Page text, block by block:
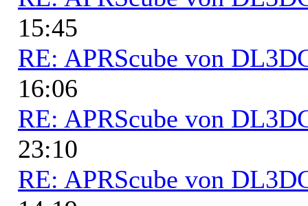
15:45
RE: APRScube von
16:06
RE: APRScube von
23:10
RE: APRScube von